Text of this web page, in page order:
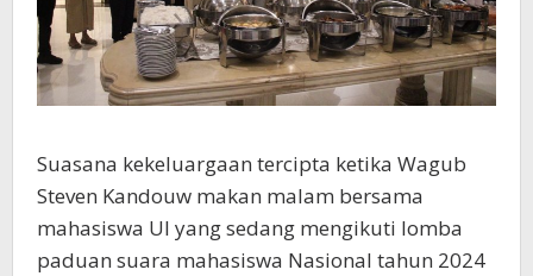
Suasana kekeluargaan tercipta ketika Wagub
Steven Kandouw makan malam bersama
mahasiswa UI yang sedang mengikuti lomba
paduan suara mahasiswa Nasional tahun 2024